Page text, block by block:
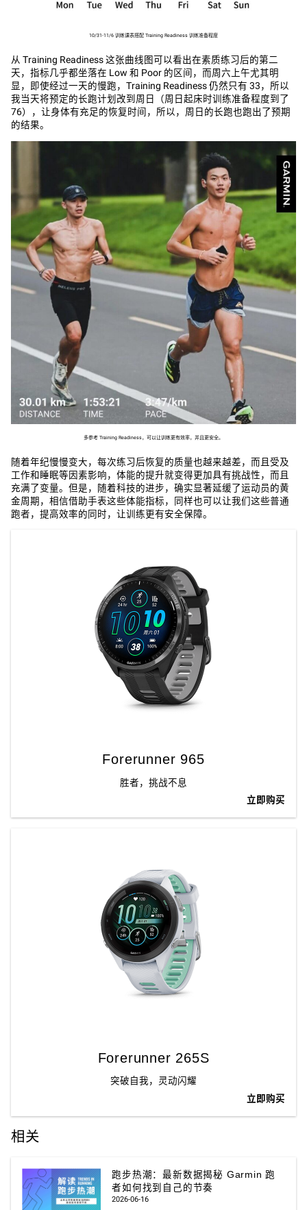
10/31-11/6 训练课表搭配 Training Readiness 训练准备程度
从 Training Readiness 这张曲线图可以看出在素质练习后的第二
天，指标几乎都坐落在 Low 和 Poor 的区间，而周六上午尤其明
显，即使经过一天的慢跑，Training Readiness 仍然只有 33，所以
我当天将预定的长跑计划改到周日（周日起床时训练准备程度到了
76），让身体有充足的恢复时间，所以，周日的长跑也跑出了预期
的结果。
多参考 Training Readiness，可以让训练更有效率，并且更安全。
随着年纪慢慢变大，每次练习后恢复的质量也越来越差，而且受及
工作和睡眠等因素影响，体能的提升就变得更加具有挑战性，而且
充满了变量。但是，随着科技的进步，确实显著延缓了运动员的黄
金周期，相信借助手表这些体能指标，同样也可以让我们这些普通
跑者，提高效率的同时，让训练更有安全保障。
Forerunner 965
胜者，挑战不息
立即购买
Forerunner 265S
突破自我，灵动闪耀
立即购买
相关
跑步热潮：最新数据揭秘 Garmin 跑
者如何找到自己的节奏
2026-06-16